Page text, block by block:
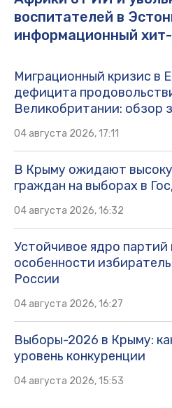
воспитателей в
информационный
Миграционный кризис в
дефицита
Великобритании: обзор
04 августа 2026, 17:11
В Крыму ожидают
граждан на выборах в
04 августа 2026, 16:32
Устойчивое ядро
особенности
России
04 августа 2026, 16:27
Выборы-2026 в Крыму:
уровень конкуренции
04 августа 2026, 15:53